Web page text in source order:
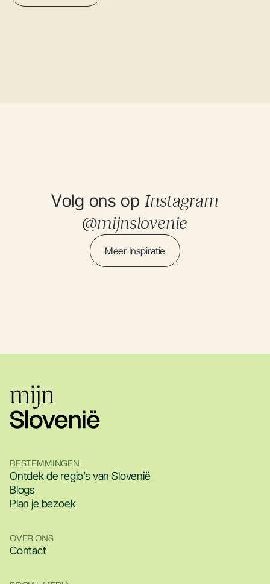
Volg ons op Instagram
@mijnslovenie
Meer Inspiratie
BESTEMMINGEN
Ontdek de regio’s van Slovenië
Blogs
Plan je bezoek
OVER ONS
Contact